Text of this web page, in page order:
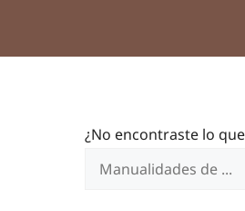
¿No encontraste lo